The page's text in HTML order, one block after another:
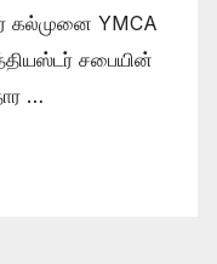
கல்முனை YMCA
சபையின்
…